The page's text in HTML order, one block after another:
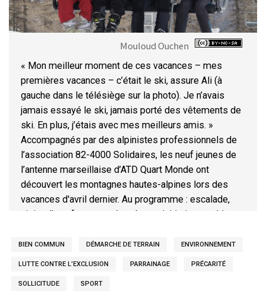
Mouloud Ouchen
« Mon meilleur moment de ces vacances – mes
premières vacances – c’était le ski, assure Ali (à
gauche dans le télésiège sur la photo). Je n’avais
jamais essayé le ski, jamais porté des vêtements de
ski. En plus, j’étais avec mes meilleurs amis. »
Accompagnés par des alpinistes professionnels de
l’association 82-4000 Solidaires, les neuf jeunes de
l’antenne marseillaise d’ATD Quart Monde ont
découvert les montagnes hautes-alpines lors des
vacances d'avril dernier. Au programme : escalade,
visite d’une ferme, randonnées et initiation au ski.
BIEN COMMUN DÉMARCHE DE TERRAIN ENVIRONNEMENT
LUTTE CONTRE L’EXCLUSION PARRAINAGE PRÉCARITÉ
SOLLICITUDE SPORT